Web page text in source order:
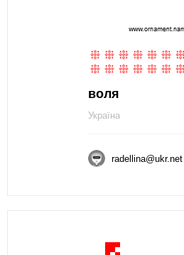
воля
Україна
radellina@ukr.net